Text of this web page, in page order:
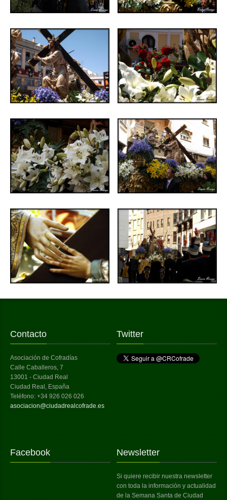
Contacto
Asociación de Cofradías
Calle Caballeros, 7
13001 - Ciudad Real
Ciudad Real, España
Teléfono: +34 926 026 026
asociacion@ciudadrealcofrade.es
Twitter
Facebook Newsletter
Si quiere recibir nuestra newsletter
con toda la información y actualidad
de la Semana Santa de Ciudad